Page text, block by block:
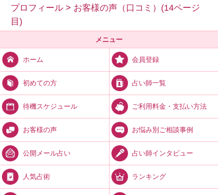
プロフィール > お客様の声（口コミ）(14ページ
目)
メニュー
ホーム 会員登録
初めての方 占い師一覧
待機スケジュール ご利用料金・支払い方法
お客様の声 お悩み別ご相談事例
公開メール占い 占い師インタビュー
人気占術 ランキング